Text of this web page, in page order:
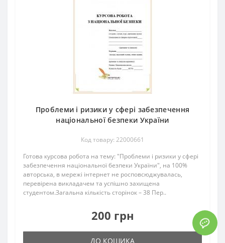
Проблеми і ризики у сфері забезпечення
національної безпеки України
Код товару: 22000661
Готова курсова робота на тему: "Проблеми і ризики у сфері
забезпечення національної безпеки України", на 100%
авторська, в мережі інтернет не росповсюджувалась,
перевірена викладачем та успішно захищена
студентом.Загальна кількість сторінок – 38 Пер..
200 грн
ДО КОШИКА